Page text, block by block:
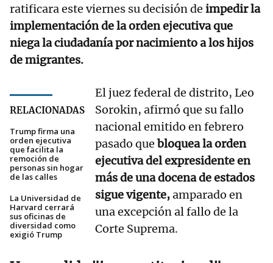
ratificara este viernes su decisión de impedir la
implementación de la orden ejecutiva que
niega la ciudadanía por nacimiento a los hijos
de migrantes.
RELACIONADAS
Trump firma una
orden ejecutiva
que facilita la
remoción de
personas sin hogar
de las calles
La Universidad de
Harvard cerrará
sus oficinas de
diversidad como
exigió Trump
El juez federal de distrito, Leo
Sorokin, afirmó que su fallo
nacional emitido en febrero
pasado que bloquea la orden
ejecutiva del expresidente en
más de una docena de estados
sigue vigente,amparado en
una excepción al fallo de la
Corte Suprema.